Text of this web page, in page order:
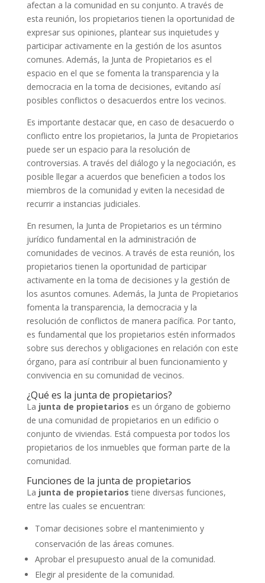
afectan a la comunidad en su conjunto. A través de
esta reunión, los propietarios tienen la oportunidad de
expresar sus opiniones, plantear sus inquietudes y
participar activamente en la gestión de los asuntos
comunes. Además, la Junta de Propietarios es el
espacio en el que se fomenta la transparencia y la
democracia en la toma de decisiones, evitando así
posibles conflictos o desacuerdos entre los vecinos.
Es importante destacar que, en caso de desacuerdo o
conflicto entre los propietarios, la Junta de Propietarios
puede ser un espacio para la resolución de
controversias. A través del diálogo y la negociación, es
posible llegar a acuerdos que beneficien a todos los
miembros de la comunidad y eviten la necesidad de
recurrir a instancias judiciales.
En resumen, la Junta de Propietarios es un término
jurídico fundamental en la administración de
comunidades de vecinos. A través de esta reunión, los
propietarios tienen la oportunidad de participar
activamente en la toma de decisiones y la gestión de
los asuntos comunes. Además, la Junta de Propietarios
fomenta la transparencia, la democracia y la
resolución de conflictos de manera pacífica. Por tanto,
es fundamental que los propietarios estén informados
sobre sus derechos y obligaciones en relación con este
órgano, para así contribuir al buen funcionamiento y
convivencia en su comunidad de vecinos.
¿Qué es la junta de propietarios?
La junta de propietarios es un órgano de gobierno
de una comunidad de propietarios en un edificio o
conjunto de viviendas. Está compuesta por todos los
propietarios de los inmuebles que forman parte de la
comunidad.
Funciones de la junta de propietarios
La junta de propietarios tiene diversas funciones,
entre las cuales se encuentran:
Tomar decisiones sobre el mantenimiento y
conservación de las áreas comunes.
Aprobar el presupuesto anual de la comunidad.
Elegir al presidente de la comunidad.